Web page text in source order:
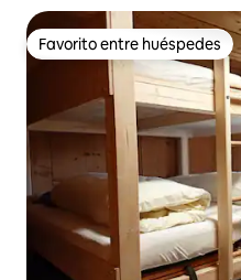
Favorito entre huéspedes
Favorito entre huéspedes